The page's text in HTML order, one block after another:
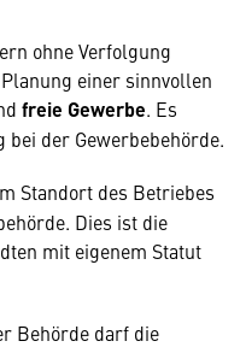
ohne Verfolgung
einer sinnvollen
freie Gewerbe. Es
der Gewerbebehörde.
Standort des Betriebes
Dies ist die
mit eigenem Statut
Behörde darf die